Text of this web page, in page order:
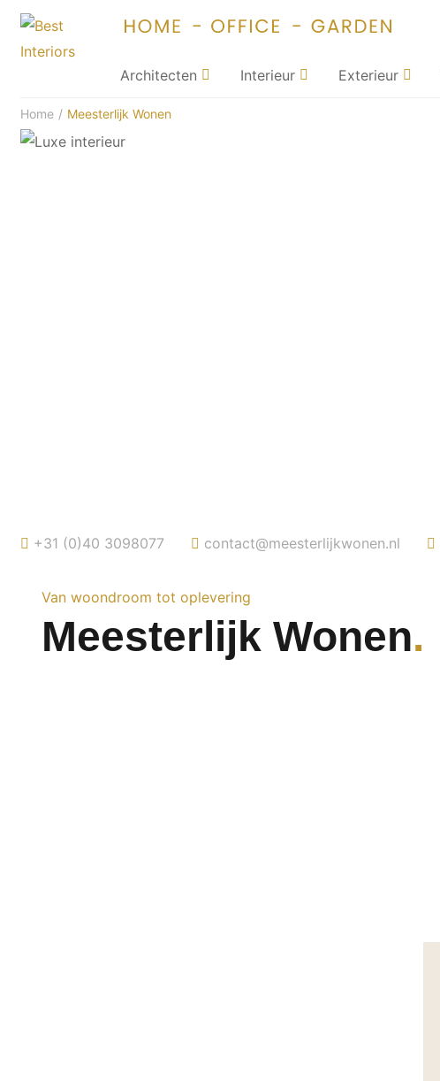
Architecten Interieur Exterieur
Home / Meesterlijk Wonen
+31 (0)40 3098077 contact@meesterlijkwonen.nl
Van woondroom tot oplevering
Meesterlijk Wonen